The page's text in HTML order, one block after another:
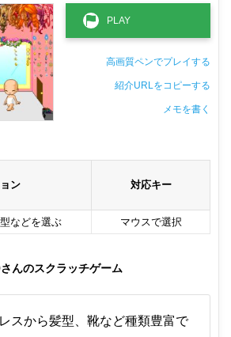
高画質ペンでプレイする
紹介URLをコピーする
メモを書く
ン 対応キー
などを選ぶ マウスで選択
んのスクラッチゲーム
スから髪型、靴など種類豊富で